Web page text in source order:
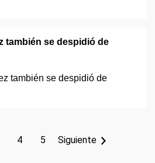
también se despidió de
4 5 Siguiente